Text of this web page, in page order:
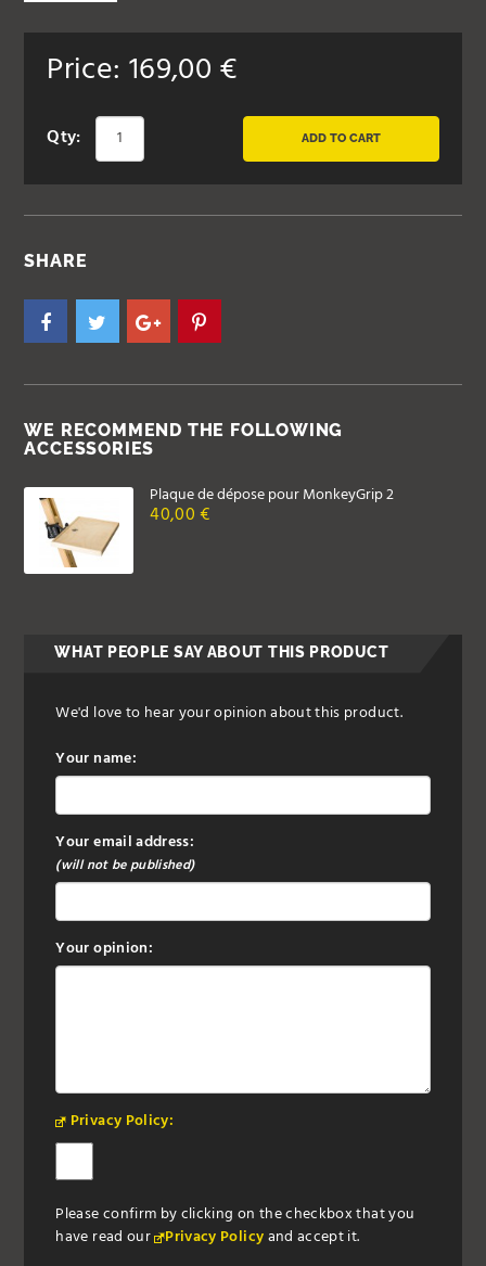
Price: 169,00 €
Qty: ADD TO CART
SHARE
WE RECOMMEND THE FOLLOWING
ACCESSORIES
Plaque de dépose pour MonkeyGrip 2
40,00 €
WHAT PEOPLE SAY ABOUT THIS PRODUCT
We'd love to hear your opinion about this product.
Your name:
Your email address:
(will not be published)
Your opinion:
Privacy Policy:
Please confirm by clicking on the checkbox that you
have read our Privacy Policyand accept it.